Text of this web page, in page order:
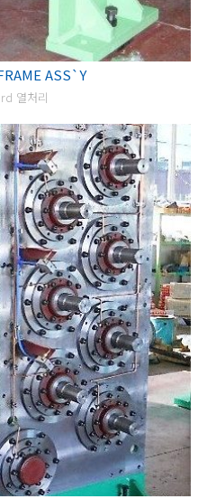
ASS`Y
열처리